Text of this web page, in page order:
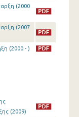
(2000
(2007
(2000 - )
(2009)